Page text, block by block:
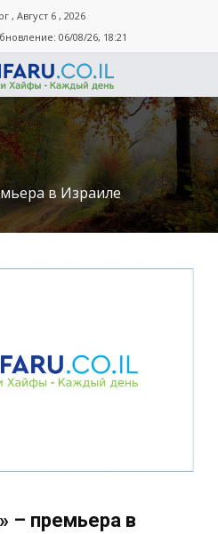
, Август 6 , 2026
06/08/26, 18:21
в Израиле
– премьера в